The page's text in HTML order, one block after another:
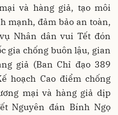
và hàng giả, tạo môi
mạnh, đảm bảo an toàn,
Nhân dân vui Tết đón
gia chống buôn lậu, gian
giả (Ban Chỉ đạo 389
hoạch Cao điểm chống
mại và hàng giả dịp
Nguyên đán Bính Ngọ